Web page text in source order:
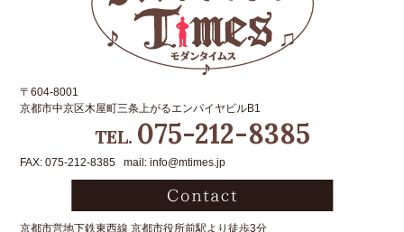
〒604-8001
京都市中京区木屋町三条上がるエンパイヤビルB1
TEL. 075-212-8385
FAX: 075-212-8385 mail: info@mtimes.jp
京都市営地下鉄東西線 京都市役所前駅より徒歩3分